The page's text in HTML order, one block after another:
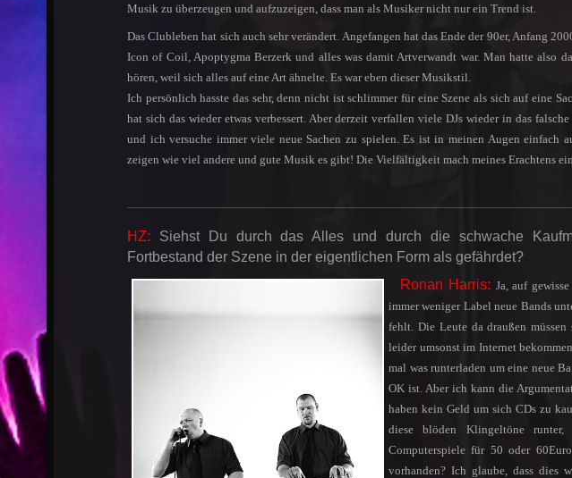
Musik zu überzeugen und aufzuzeigen, dass man als Musiker nicht nur ein Trend ist.
Das Clubleben hat sich auch sehr verändert. Angefangen hat das Ende der 90er, Anfang
Icon of Coil, Apoptygma Berzerk und alles was damit Artverwandt war. Man hatte also
hören, weil sich alles auf eine Art ähnelte. Es war eben dieser Musikstil.
Ich persönlich hasste das sehr, denn nicht ist schlimmer für eine Szene als sich auf eine
hat sich das wieder etwas verbessert. Aber derzeit verfallen viele DJs wieder in das
und ich versuche immer viele neue Sachen zu spielen. Es ist in meinen Augen einfach
zeigen wie viel andere und gute Musik es gibt! Die Vielfältigkeit mach meines Erachtens
HZ: Siehst Du durch das Alles und durch die schwache
Fortbestand der Szene in der eigentlichen Form als gefährdet?
Ronan Harris: Ja, auf
immer weniger Label neue Bands
fehlt. Die Leute da draußen
leider umsonst im Internet
mal was runterladen um eine neue
OK ist. Aber ich kann die
haben kein Geld um sich CDs zu
diese blöden Klingeltöne runter,
Computerspiele für 50 oder
vorhanden? Ich glaube, dass